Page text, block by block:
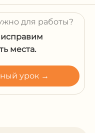
для работы?
места.
урок →